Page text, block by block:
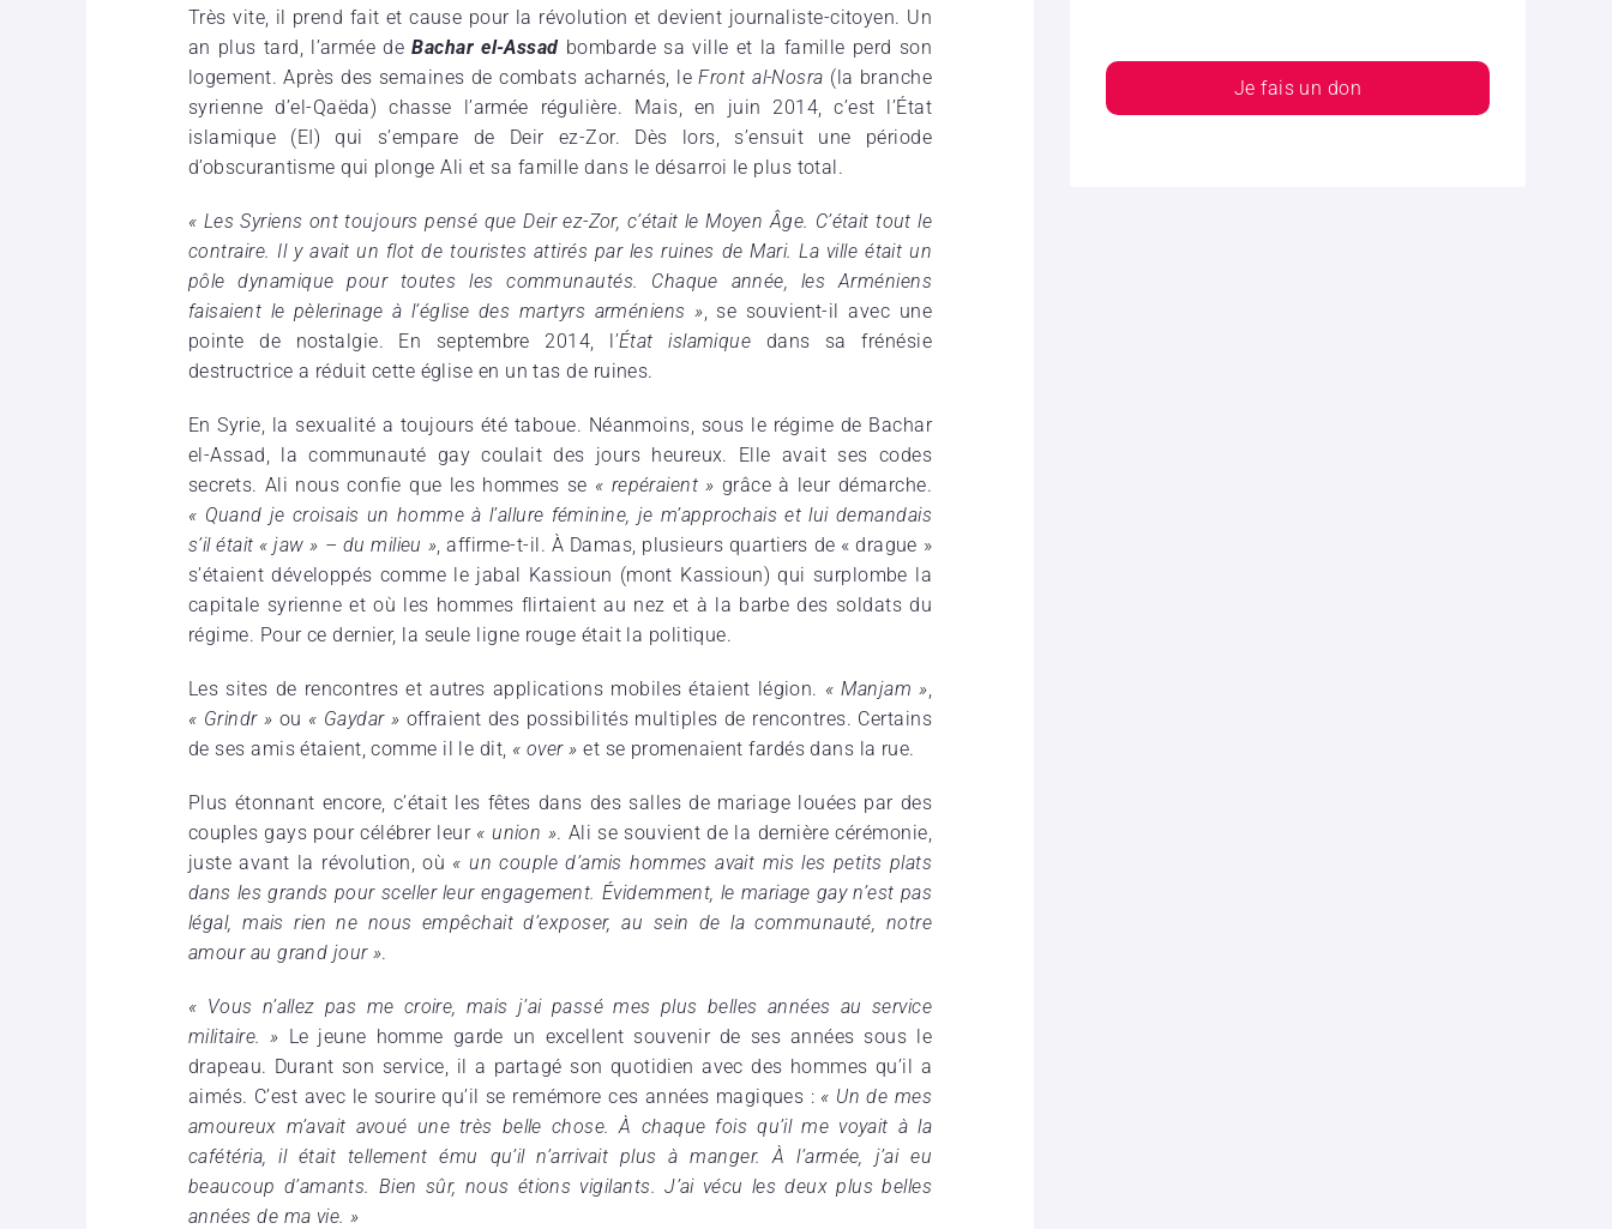
Très vite, il prend fait et cause pour la révolution et devient journaliste-citoyen. Un
an plus tard, l’armée deBachar el-Assad bombarde sa ville et la famille perd son
logement. Après des semaines de combats acharnés, leFront al-Nosra (la branche
syrienne d’el-Qaëda) chasse l’armée régulière. Mais, en juin 2014, c’est l’État
islamique (EI) qui s’empare de Deir ez-Zor. Dès lors, s’ensuit une période
d’obscurantisme qui plonge Ali et sa famille dans le désarroi le plus total.
« Les Syriens ont toujours pensé que Deir ez-Zor, c’était le Moyen Âge. C’était tout le
contraire. Il y avait un flot de touristes attirés par les ruines de Mari. La ville était un
pôle dynamique pour toutes les communautés. Chaque année, les Arméniens
faisaient le pèlerinage à l’église des martyrs arméniens », se souvient-il avec une
pointe de nostalgie. En septembre 2014, l’État islamique dans sa frénésie
destructrice a réduit cette église en un tas de ruines.
En Syrie, la sexualité a toujours été taboue. Néanmoins, sous le régime de Bachar
el-Assad, la communauté gay coulait des jours heureux. Elle avait ses codes
secrets. Ali nous confie que les hommes se « repéraient » grâce à leur démarche.
« Quand je croisais un homme à l’allure féminine, je m’approchais et lui demandais
s’il était « jaw » – du milieu », affirme-t-il. À Damas, plusieurs quartiers de « drague »
s’étaient développés comme le jabal Kassioun (mont Kassioun) qui surplombe la
capitale syrienne et où les hommes flirtaient au nez et à la barbe des soldats du
régime. Pour ce dernier, la seule ligne rouge était la politique.
Les sites de rencontres et autres applications mobiles étaient légion. « Manjam »,
« Grindr » ou « Gaydar » offraient des possibilités multiples de rencontres. Certains
de ses amis étaient, comme il le dit, « over » et se promenaient fardés dans la rue.
Plus étonnant encore, c’était les fêtes dans des salles de mariage louées par des
couples gays pour célébrer leur « union ». Ali se souvient de la dernière cérémonie,
juste avant la révolution, où « un couple d’amis hommes avait mis les petits plats
dans les grands pour sceller leur engagement. Évidemment, le mariage gay n’est pas
légal, mais rien ne nous empêchait d’exposer, au sein de la communauté, notre
amour au grand jour ».
« Vous n’allez pas me croire, mais j’ai passé mes plus belles années au service
militaire. » Le jeune homme garde un excellent souvenir de ses années sous le
drapeau. Durant son service, il a partagé son quotidien avec des hommes qu’il a
aimés. C’est avec le sourire qu’il se remémore ces années magiques : « Un de mes
amoureux m’avait avoué une très belle chose. À chaque fois qu’il me voyait à la
cafétéria, il était tellement ému qu’il n’arrivait plus à manger. À l’armée, j’ai eu
beaucoup d’amants. Bien sûr, nous étions vigilants. J’ai vécu les deux plus belles
années de ma vie. »
Je fais un don